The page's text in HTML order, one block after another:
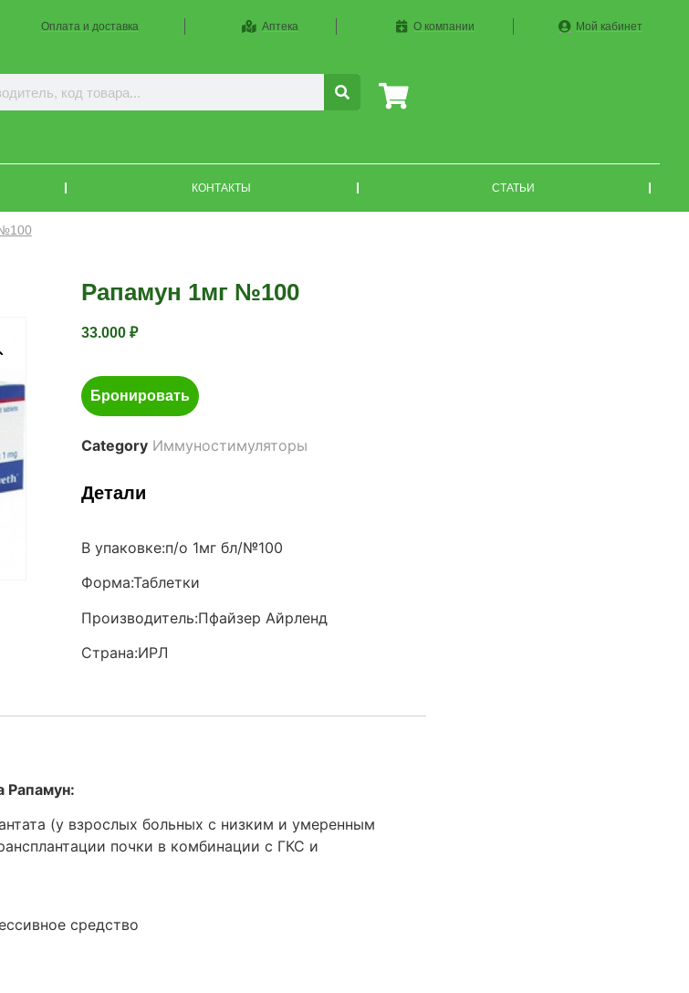
Оплата и доставка Аптека О компании Мой кабинет
КОНТАКТЫ СТАТЬИ
Рапамун 1мг №100
33.000 ₽
Бронировать
Category Иммуностимуляторы
Детали
В упаковке:п/о 1мг бл/№100
Форма:Таблетки
Производитель:Пфайзер Айрленд
Страна:ИРЛ
Рапамун:
(у взрослых больных с низким и умеренным
почки в комбинации с ГКС и
средство